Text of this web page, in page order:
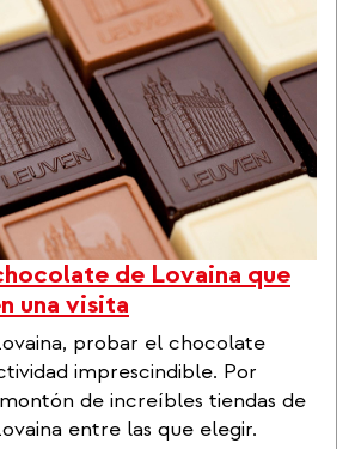
de Lovaina que
una visita
probar el chocolate
imprescindible. Por
de increíbles tiendas de
entre las que elegir.